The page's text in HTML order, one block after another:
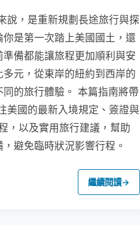
說，是重新規劃長途旅行與探
是第一次踏上美國國土，還
備都能讓旅程更加順利與安
元，從東岸的紐約到西岸的
的旅行體驗。 本篇指南將帶
美國的最新入境規定、簽證與
，以及實用旅行建議，幫助
避免臨時狀況影響行程。
繼續閱讀→